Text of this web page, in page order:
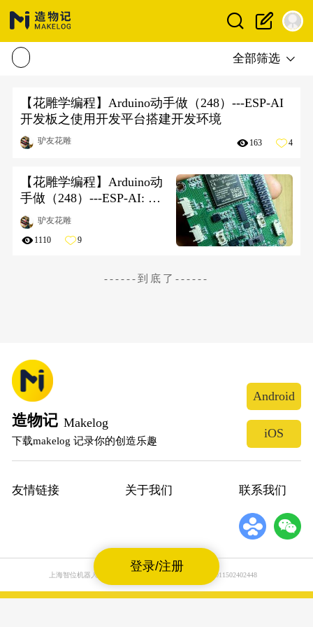
登录/注册
全部筛选
【花雕学编程】Arduino动手做（248）---ESP-AI
开发板之使用开发平台搭建开发环境
驴友花雕 163 4
【花雕学编程】Arduino动
手做（248）---ESP-AI: 为
硬件设备注入AI灵魂的
ESP32开源项目
驴友花雕
1110 9
------到底了------
造物记 Makelog
下载makelog 记录你的创造乐趣
Android
iOS
友情链接 关于我们 联系我们
上海智位机器人股份有限公司 沪公网安备31011502402448